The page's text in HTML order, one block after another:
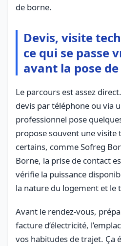
de borne.
Devis, visite
ce qui se passe
avant la pose
Le parcours est assez
devis par téléphone ou via
professionnel pose
propose souvent une visite
certains, comme Sofreg
Borne, la prise de contact
vérifie la puissance
la nature du logement et le
Avant le rendez-vous,
facture d’électricité,
vos habitudes de trajet. Ça